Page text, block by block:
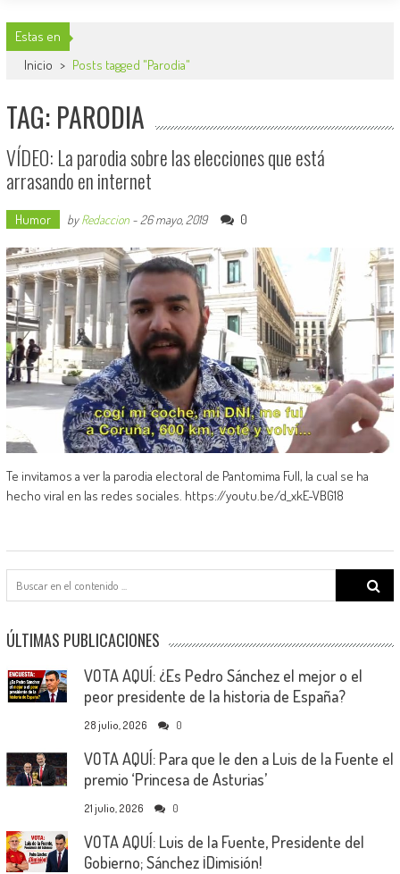
Estas en
Inicio > Posts tagged "Parodia"
TAG: PARODIA
VÍDEO: La parodia sobre las elecciones que está
arrasando en internet
Humor byRedaccion- 26 mayo, 2019 0
Te invitamos a ver la parodia electoral de Pantomima Full, la cual se ha
hecho viral en las redes sociales. https://youtu.be/d_xkE-VBG18
Search
for:
ÚLTIMAS PUBLICACIONES
VOTA AQUÍ: ¿Es Pedro Sánchez el mejor o el
peor presidente de la historia de España?
28 julio, 2026 0
VOTA AQUÍ: Para que le den a Luis de la Fuente el
premio ‘Princesa de Asturias’
21 julio, 2026 0
VOTA AQUÍ: Luis de la Fuente, Presidente del
Gobierno; Sánchez ¡Dimisión!